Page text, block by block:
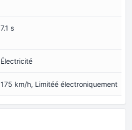
7.1 s
Électricité
175 km/h, Limitéé électroniquement